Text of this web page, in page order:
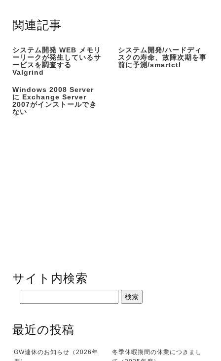
関連記事
システム開発 WEB メモリ
ーリークが発生しているサ
ービスを調査する
Valgrind
システム開発/ハードディ
スクの寿命、故障次期を事
前に予測/smartctl
Windows 2008 Server
に Exchange Server
2007がインストールでき
ない
サイト内検索
最近の投稿
GW連休のお知らせ（2026年
冬季休暇期間の休業につきまし